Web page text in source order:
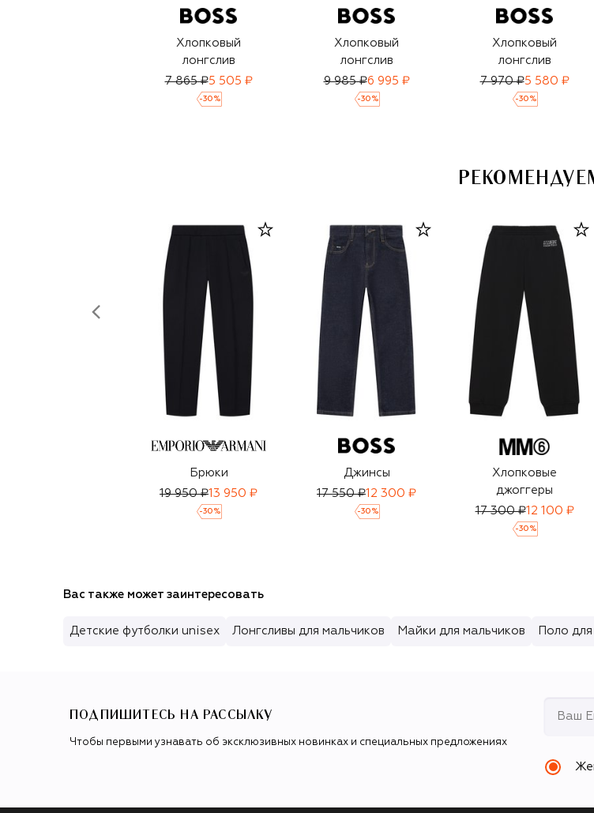
Хлопковый
лонгслив
7 865 ₽5 505 ₽
-30 %
Хлопковый
лонгслив
9 985 ₽6 995 ₽
-30 %
Хлопковый
лонгслив
7 970 ₽5 580 ₽
-30 %
Брюки
19 950 ₽13 950 ₽
-30 %
Джинсы
17 550 ₽12 300 ₽
-30 %
Хлопковые
джоггеры
17 300 ₽12 100 ₽
-30 %
Вас также может заинтересовать
Детские футболки unisex Лонгсливы для мальчиков Майки для мальчиков Поло
ПОДПИШИТЕСЬ НА РАССЫЛКУ
Чтобы первыми узнавать об эксклюзивных новинках и специальных предложениях